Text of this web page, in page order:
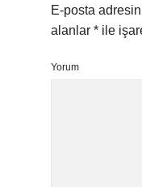
E-posta
alanlar * ile
Yorum